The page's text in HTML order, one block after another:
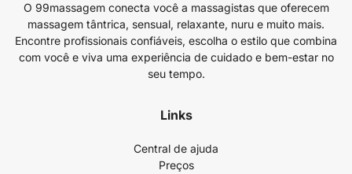
O 99massagem conecta você a massagistas que oferecem
massagem tântrica, sensual, relaxante, nuru e muito mais.
Encontre profissionais confiáveis, escolha o estilo que combina
com você e viva uma experiência de cuidado e bem-estar no
seu tempo.
Links
Central de ajuda
Preços